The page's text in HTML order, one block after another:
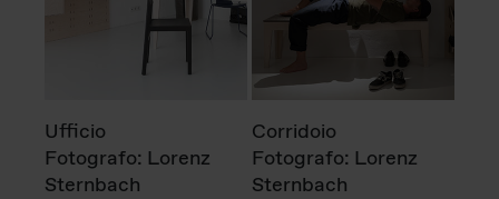
Ufficio
Fotografo: Lorenz
Sternbach
Corridoio
Fotografo: Lorenz
Sternbach